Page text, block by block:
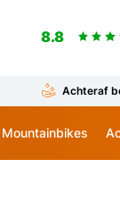
8.8
Achteraf
Mountainbikes